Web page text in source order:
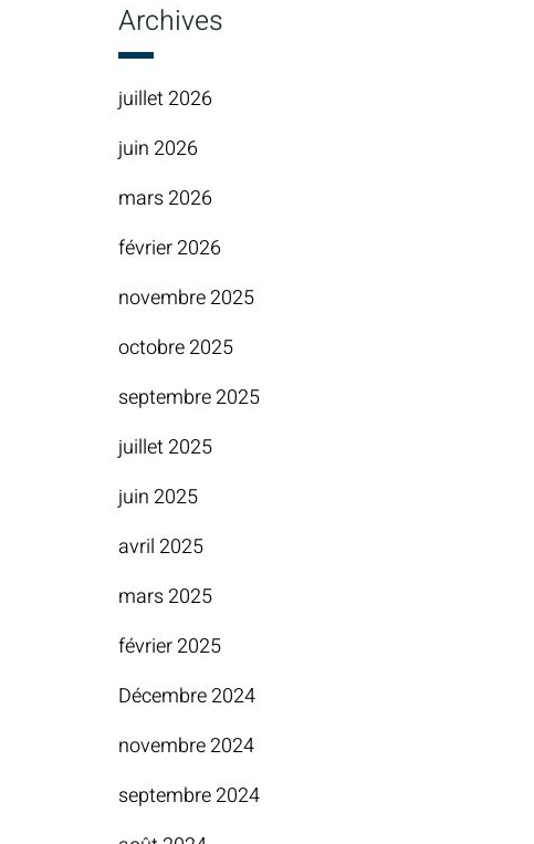
Archives
juillet 2026
juin 2026
mars 2026
février 2026
novembre 2025
octobre 2025
septembre 2025
juillet 2025
juin 2025
avril 2025
mars 2025
février 2025
Décembre 2024
novembre 2024
septembre 2024